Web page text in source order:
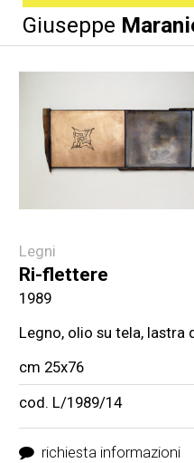
Giuseppe
Legni
Ri-flettere
1989
Legno, olio su tela, lastra
cm 25x76
cod. L/1989/14
richiesta informazioni